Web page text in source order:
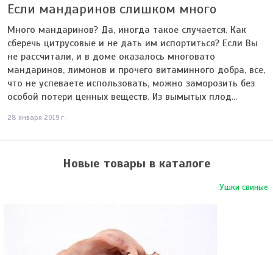
Если мандаринов слишком много
Много мандаринов? Да, иногда такое случается. Как
сберечь цитрусовые и не дать им испортиться? Если Вы
не рассчитали, и в доме оказалось многовато
мандаринов, лимонов и прочего витаминного добра, все,
что не успеваете использовать, можно заморозить без
особой потери ценных веществ. Из вымытых плод...
28 января 2019 г.
Новые товары в каталоге
Ушки свиные